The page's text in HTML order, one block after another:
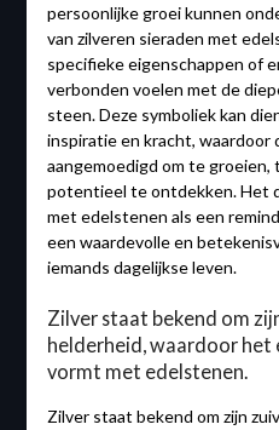
persoonlijke groei kunnen
van zilveren sieraden met
specifieke eigenschappen of
verbonden voelen met de
steen. Deze symboliek kan
inspiratie en kracht, waardoor
aangemoedigd om te groeien,
potentieel te ontdekken. Het
met edelstenen als een
een waardevolle en
iemands dagelijkse leven.
Zilver staat bekend om
helderheid, waardoor
vormt met edelstenen.
Zilver staat bekend om zijn